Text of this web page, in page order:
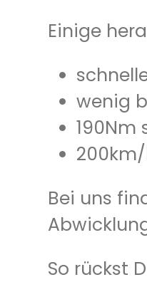
Einige
wenig
190Nm
Bei uns
So rückst